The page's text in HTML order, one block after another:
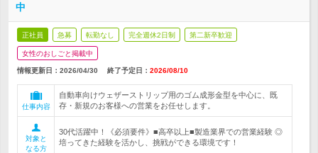
中
正社員 急募 転勤なし 完全週休2日制 第二新卒歓迎
女性のおしごと掲載中
情報更新日：2026/04/30 終了予定日： 2026/08/10
仕事内容
自動車向けウェザーストリップ用のゴム成形金型を中心に、既
存・新規のお客様への営業をお任せします。
対象と
なる方
30代活躍中！《必須要件》■高卒以上■製造業界での営業経験 ◎
培ってきた経験を活かし、挑戦ができる環境です！